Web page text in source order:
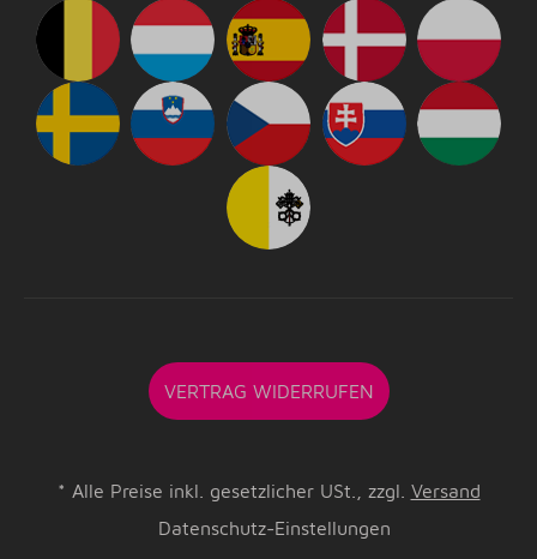
VERTRAG WIDERRUFEN
* Alle Preise inkl. gesetzlicher USt., zzgl. Versand
Datenschutz-Einstellungen